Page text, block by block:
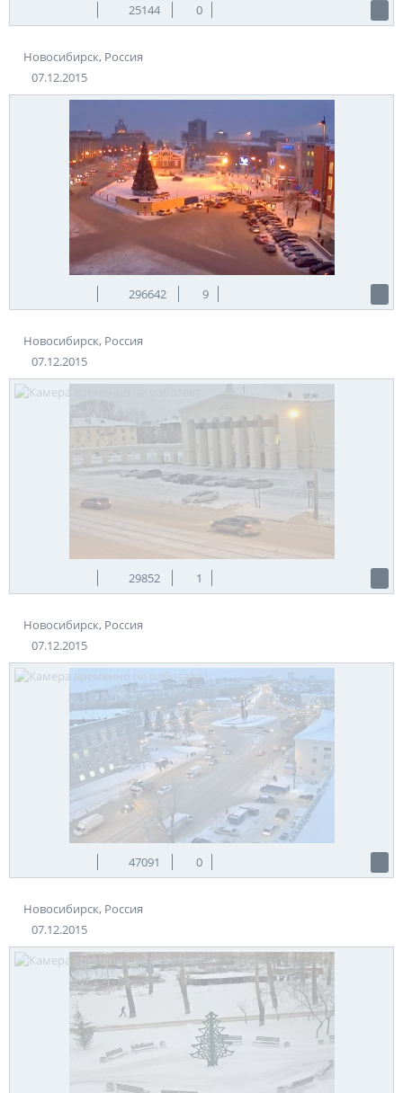
25144 0
Новосибирск, Россия
07.12.2015
296642 9
Новосибирск, Россия
07.12.2015
29852 1
Новосибирск, Россия
07.12.2015
47091 0
Новосибирск, Россия
07.12.2015